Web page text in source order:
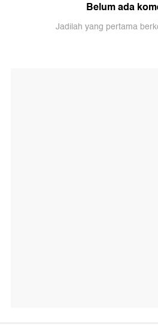
Belum ada
Jadilah yang pertama